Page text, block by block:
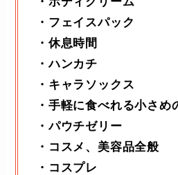
・フェイスパック
・休息時間
・ハンカチ
・キャラソックス
・手軽に食べれる小さめ
・パウチゼリー
・コスメ、美容品全般
・コスプレ